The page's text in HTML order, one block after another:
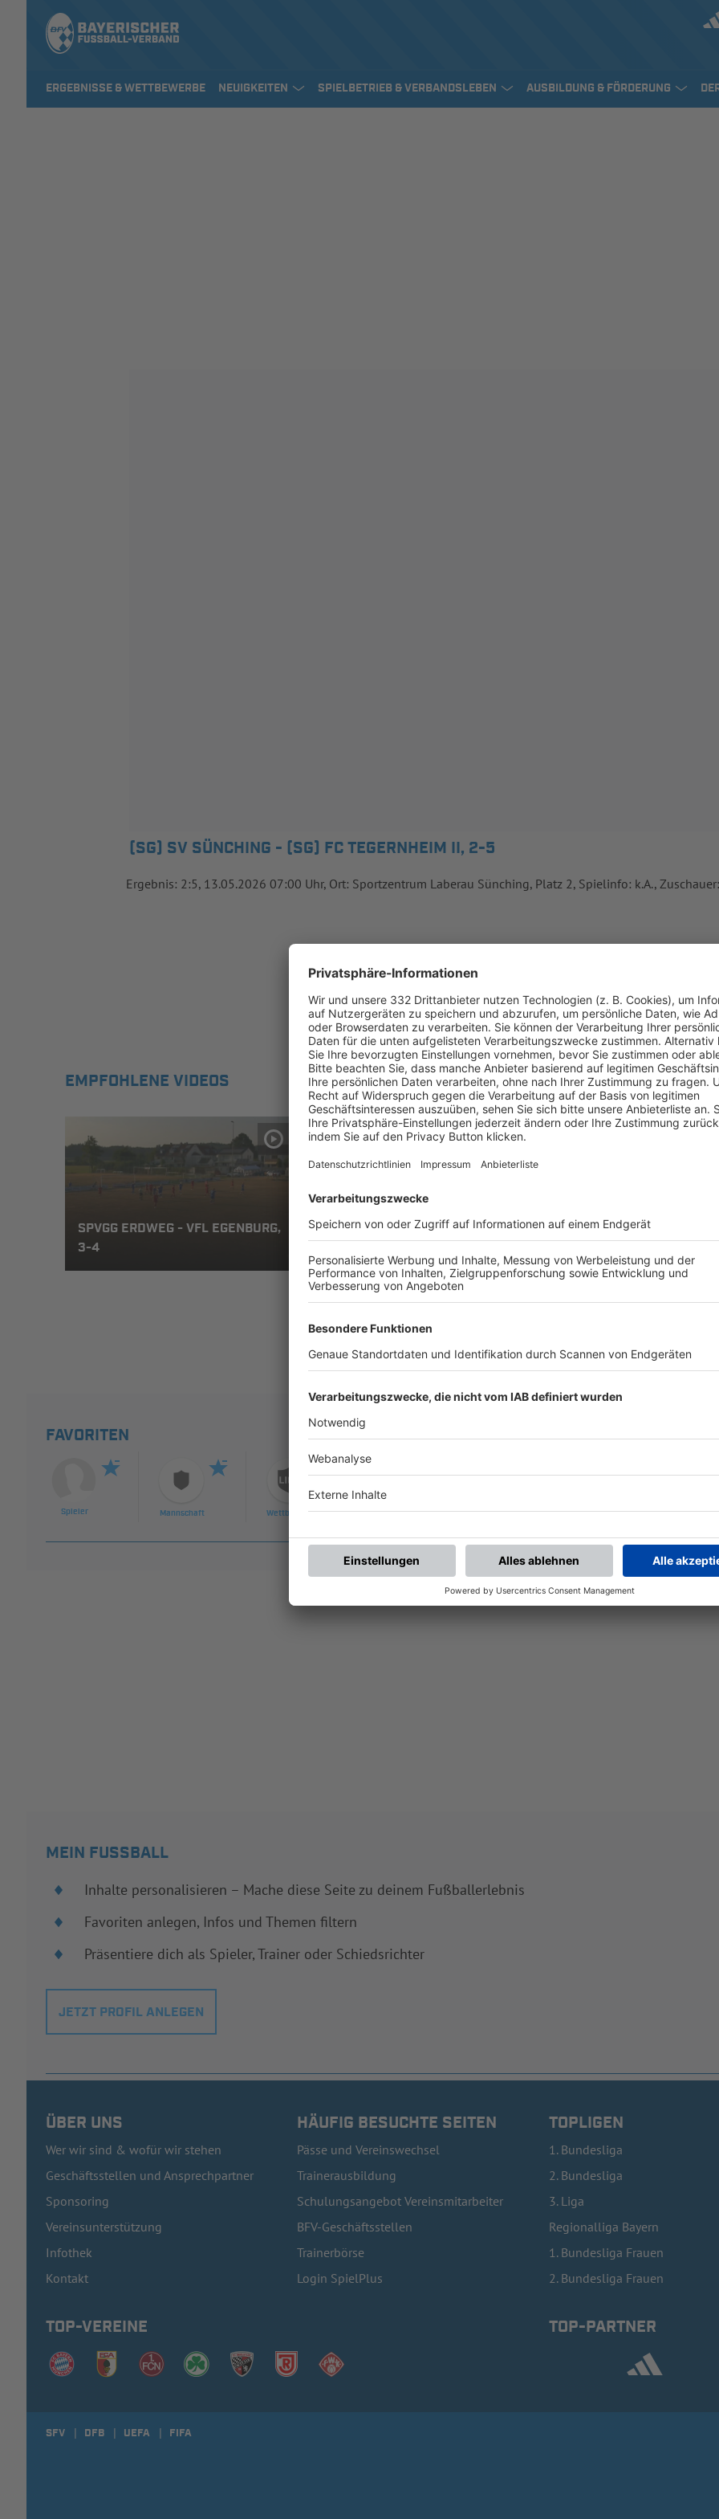
ERGEBNISSE & WETTBEWERBE NEUIGKEITEN SPIELBETRIEB & VERBANDSLEBEN AUSBILDUNG & FÖRDERUNG
(SG) SV SÜNCHING - (SG) FC TEGERNHEIM II, 2-5
Ergebnis: 2:5, 13.05.2026 07:00 Uhr, Ort: Sportzentrum Laberau Sünching, Platz 2, Spielinfo: k.A.,
EMPFOHLENE VIDEOS
SPVGG ERDWEG - VFL EGENBURG,
3-4
1. FC LICHTENFELS - TSV
1. FC LICHTENFELS -
FAVORITEN
Spieler Mannschaft Wettbewerb
Nach der Registrierung kannst du dir Favoriten setzen. So bist du ganz nah an deinen
MEIN FUSSBALL
Inhalte personalisieren – Mache diese Seite zu deinem Fußballerlebnis
Favoriten anlegen, Infos und Themen filtern
Präsentiere dich als Spieler, Trainer oder Schiedsrichter
JETZT PROFIL ANLEGEN
ÜBER UNS
Wer wir sind & wofür wir stehen
Geschäftsstellen und Ansprechpartner
Sponsoring
Vereinsunterstützung
Infothek
Kontakt
HÄUFIG BESUCHTE SEITEN
Pässe und Vereinswechsel
Trainerausbildung
Schulungsangebot Vereinsmitarbeiter
BFV-Geschäftsstellen
Trainerbörse
Login SpielPlus
TOPLIGEN
1. Bundesliga
2. Bundesliga
3. Liga
Regionalliga Bayern
1. Bundesliga Frauen
2. Bundesliga Frauen
TOP-VEREINE TOP-PARTNER
SFV DFB UEFA FIFA